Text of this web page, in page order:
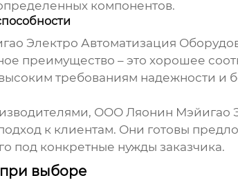
компонентов.
Электро Автоматизация
преимущество – это хорошее
требованиям надежности
ООО Ляонин Мэйигао
к клиентам. Они готовы
под конкретные нужды заказчика.
выборе